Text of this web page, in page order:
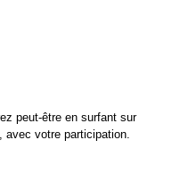
peut-être en surfant sur
avec votre participation.